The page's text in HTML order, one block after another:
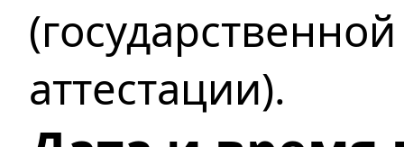
аттестации).